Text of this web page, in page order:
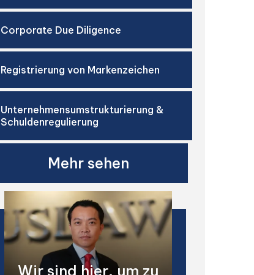
Corporate Due Diligence
Registrierung von Markenzeichen
Unternehmensumstrukturierung &
Schuldenregulierung
Mehr sehen
Wir sind hier, um zu